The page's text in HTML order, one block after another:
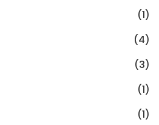
(1)
(4)
(3)
(1)
(1)